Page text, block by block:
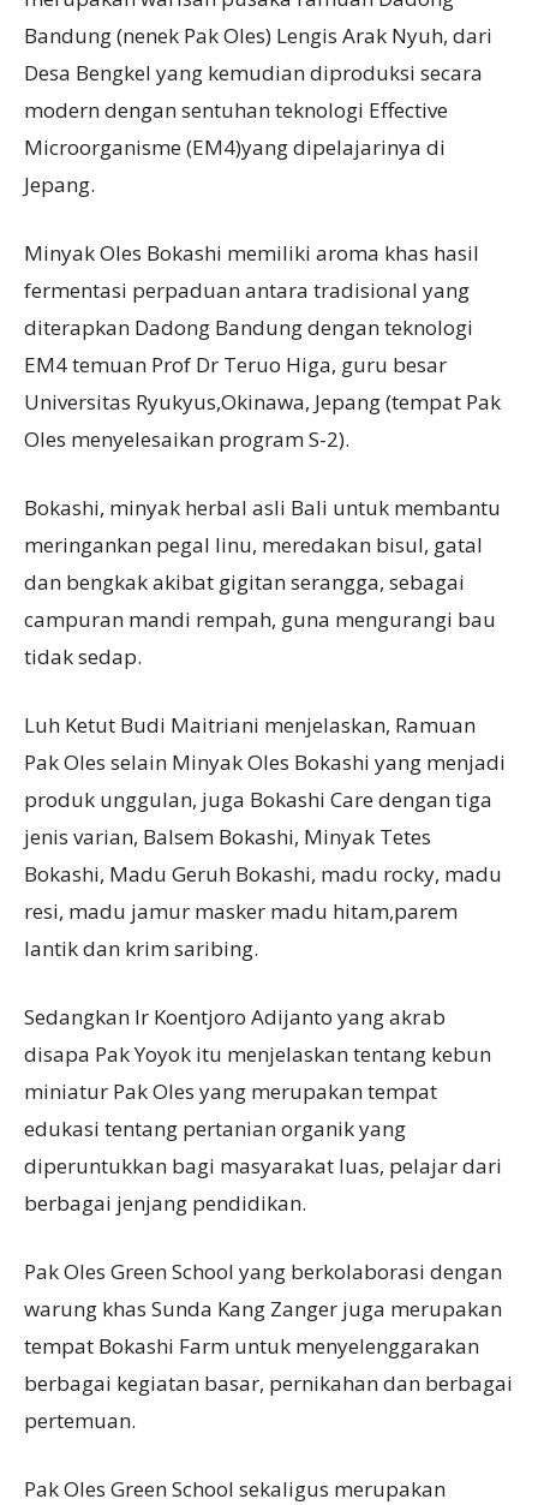
Bandung (nenek Pak Oles) Lengis Arak Nyuh, dari
Desa Bengkel yang kemudian diproduksi secara
modern dengan sentuhan teknologi Effective
Microorganisme (EM4)yang dipelajarinya di
Jepang.
Minyak Oles Bokashi memiliki aroma khas hasil
fermentasi perpaduan antara tradisional yang
diterapkan Dadong Bandung dengan teknologi
EM4 temuan Prof Dr Teruo Higa, guru besar
Universitas Ryukyus,Okinawa, Jepang (tempat Pak
Oles menyelesaikan program S-2).
Bokashi, minyak herbal asli Bali untuk membantu
meringankan pegal linu, meredakan bisul, gatal
dan bengkak akibat gigitan serangga, sebagai
campuran mandi rempah, guna mengurangi bau
tidak sedap.
Luh Ketut Budi Maitriani menjelaskan, Ramuan
Pak Oles selain Minyak Oles Bokashi yang menjadi
produk unggulan, juga Bokashi Care dengan tiga
jenis varian, Balsem Bokashi, Minyak Tetes
Bokashi, Madu Geruh Bokashi, madu rocky, madu
resi, madu jamur masker madu hitam,parem
lantik dan krim saribing.
Sedangkan Ir Koentjoro Adijanto yang akrab
disapa Pak Yoyok itu menjelaskan tentang kebun
miniatur Pak Oles yang merupakan tempat
edukasi tentang pertanian organik yang
diperuntukkan bagi masyarakat luas, pelajar dari
berbagai jenjang pendidikan.
Pak Oles Green School yang berkolaborasi dengan
warung khas Sunda Kang Zanger juga merupakan
tempat Bokashi Farm untuk menyelenggarakan
berbagai kegiatan basar, pernikahan dan berbagai
pertemuan.
Pak Oles Green School sekaligus merupakan